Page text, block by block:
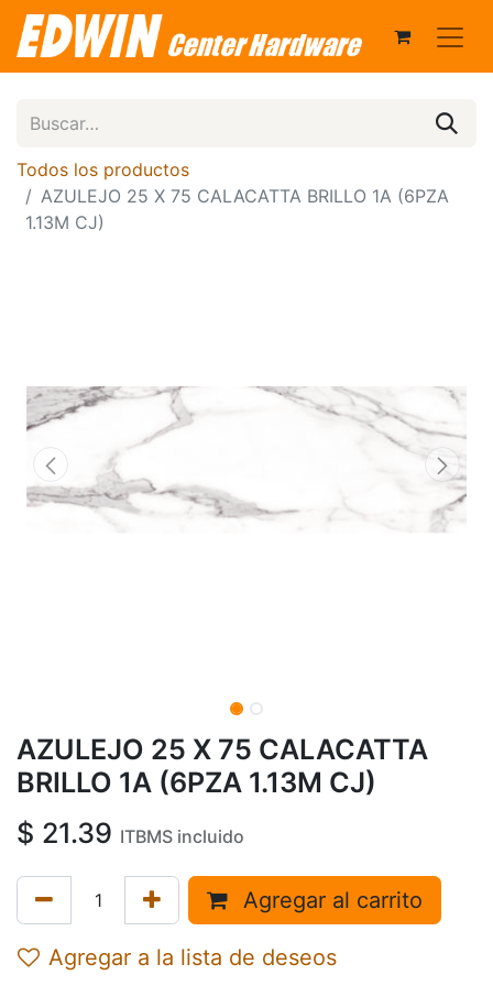
Todos los productos
AZULEJO 25 X 75 CALACATTA BRILLO 1A (6PZA
1.13M CJ)
AZULEJO 25 X 75 CALACATTA
BRILLO 1A (6PZA 1.13M CJ)
$ 21.39 ITBMS incluido
Agregar al carrito
Agregar a la lista de deseos